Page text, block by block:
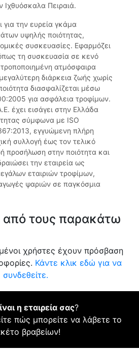
Ιχθυόσκαλα Πειραιά.
για την ευρεία γκάμα
υψηλής ποιότητας,
συσκευασίες. Εφαρμόζει
τη συσκευασία σε κενό
ατμόσφαιρα
διάρκεια ζωής χωρίς
διασφαλίζεται μέσω
για ασφάλεια τροφίμων.
έχει εισάγει στην Ελλάδα
σύμφωνα με ISO
εγγυώμενη πλήρη
συλλογή έως τον τελικό
προσήλωση στην ποιότητα και
την εταιρεία ως
εταιριών τροφίμων,
ψαριών σε παγκόσμια
από τους παρακάτω
χρήστες έχουν πρόσβαση
Κάντε κλικ εδώ για να
συνδεθείτε.
η εταιρεία σας?
πώς μπορείτε να λάβετε το
βραβείων!